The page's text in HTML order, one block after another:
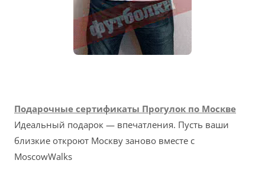
Подарочные сертификаты Прогулок по Москве
Идеальный подарок — впечатления. Пусть ваши
близкие откроют Москву заново вместе с
MoscowWalks